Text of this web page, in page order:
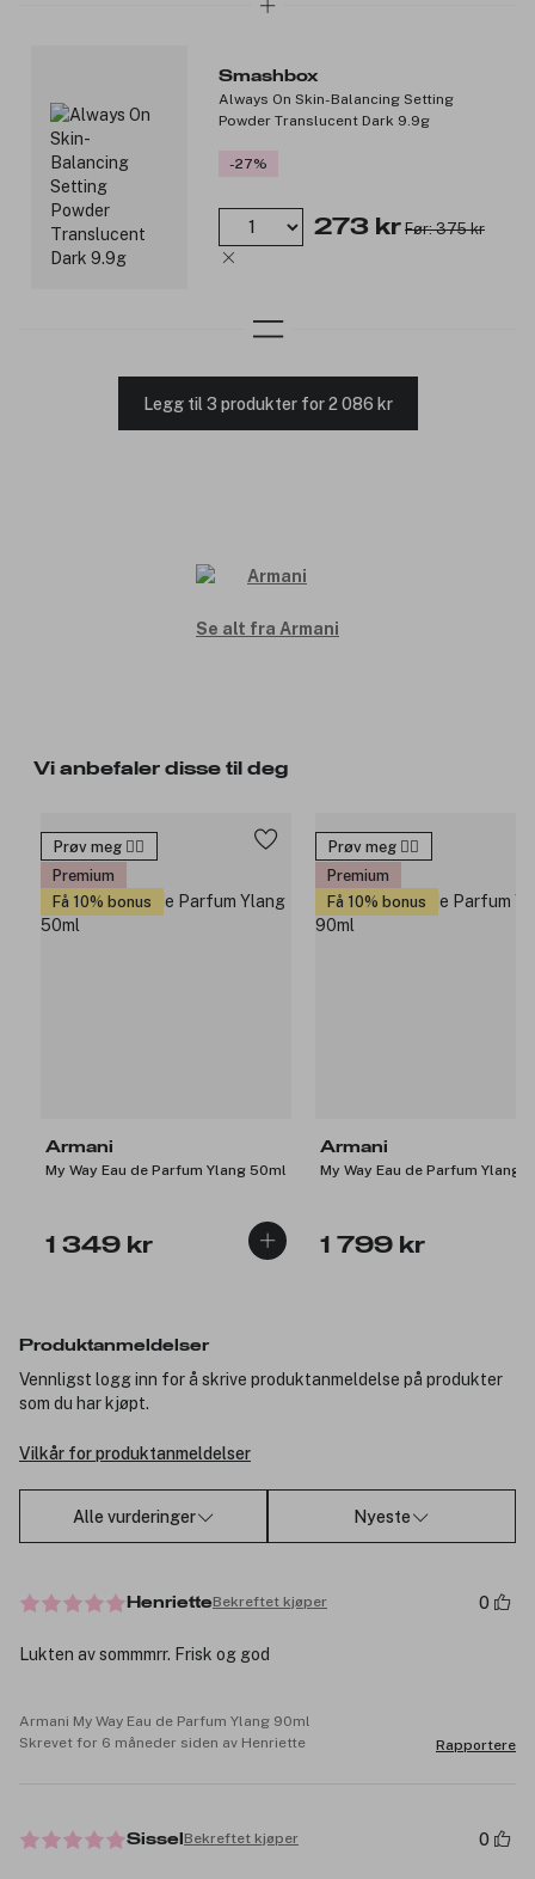
Smashbox
Always On Skin-Balancing Setting
Powder Translucent Dark 9.9g
-27%
273 kr Før: 375 kr
Legg til 3 produkter for 2 086 kr
Se alt fra Armani
Vi anbefaler disse til deg
Prøv meg 🙋‍♀️
Premium
Få 10% bonus
Armani
My Way Eau de Parfum Ylang 50ml
1 349 kr
Prøv meg 🙋‍♀️
Premium
Få 10% bonus
Armani
My Way Eau de Parfum Ylang
1 799 kr
Produktanmeldelser
Vennligst logg inn for å skrive produktanmeldelse på produkter
som du har kjøpt.
Vilkår for produktanmeldelser
Alle vurderinger Nyeste
HenrietteBekreftet kjøper 0
Lukten av sommmrr. Frisk og god
Armani My Way Eau de Parfum Ylang 90ml
Skrevet for 6 måneder siden av Henriette
Rapportere
Sissel Bekreftet kjøper 0